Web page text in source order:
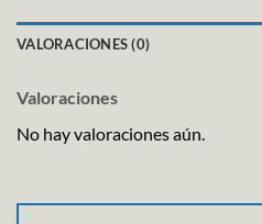
VALORACIONES (0)
Valoraciones
No hay valoraciones aún.